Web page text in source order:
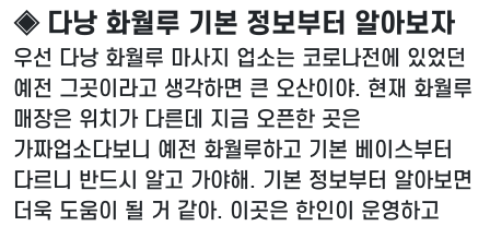
◈ 다낭 화월루 기본 정보부터 알아보자
우선 다낭 화월루 마사지 업소는 코로나전에 있었던
예전 그곳이라고 생각하면 큰 오산이야. 현재 화월루
매장은 위치가 다른데 지금 오픈한 곳은
가짜업소다보니 예전 화월루하고 기본 베이스부터
다르니 반드시 알고 가야해. 기본 정보부터 알아보면
더욱 도움이 될 거 같아. 이곳은 한인이 운영하고